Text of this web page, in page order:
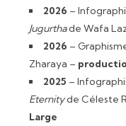
2026 –
Jugurthade Wafa
2026 –
Zharaya –
2025 –
Eternityde Céleste
Large